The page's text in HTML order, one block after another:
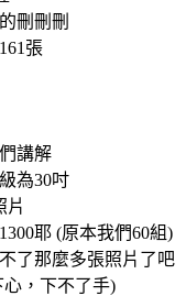
刪刪刪
張
講解
為30吋
片
耶 (原本我們60組)
了那麼多張照片了吧
，下不了手)